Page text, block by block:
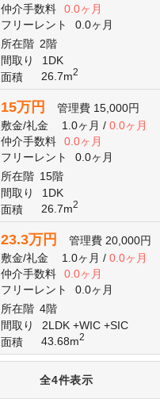
仲介手数料
0.0ヶ月
フリーレント
0.0ヶ月
所在階 2階
間取り
1DK
面積
26.7m2
15万円 管理費 15,000円
敷金/礼金 1.0ヶ月/ 0.0ヶ月
仲介手数料
0.0ヶ月
フリーレント
0.0ヶ月
所在階 15階
間取り
1DK
面積
26.7m2
23.3万円 管理費 20,000円
敷金/礼金 1.0ヶ月/ 0.0ヶ月
仲介手数料
0.0ヶ月
フリーレント
0.0ヶ月
所在階 4階
間取り
2LDK +WIC +SIC
面積
43.68m2
全4件表示